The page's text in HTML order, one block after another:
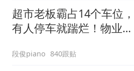
超市老板霸占14个车位，
有人停车就踹烂！物业表
段俊piano 840跟贴